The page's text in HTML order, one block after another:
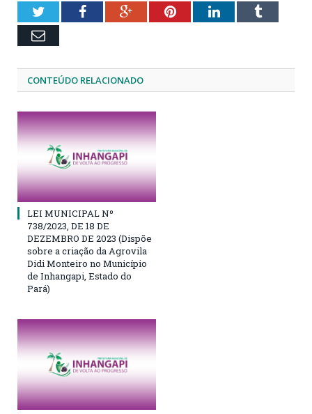
TwitterFacebookGoogle+PinterestLinkedInTumblr
Email
CONTEÚDO RELACIONADO
LEI MUNICIPAL Nº
738/2023, DE 18 DE
DEZEMBRO DE 2023 (Dispõe
sobre a criação da Agrovila
Didi Monteiro no Município
de Inhangapi, Estado do
Pará)